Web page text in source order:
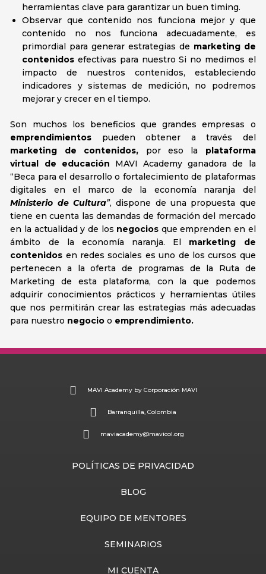
herramientas clave para garantizar un buen timing.
Observar que contenido nos funciona mejor y que
contenido no nos funciona adecuadamente, es
primordial para generar estrategias de marketing de
contenidosefectivas para nuestro Si no medimos el
impacto de nuestros contenidos, estableciendo
indicadores y sistemas de medición, no podremos
mejorar y crecer en el tiempo.
Son muchos los beneficios que grandes empresas o
emprendimientos pueden obtener a través del
marketing de contenidos, por eso la plataforma
virtual de educación MAVI Academy ganadora de la
“Beca para el desarrollo o fortalecimiento de plataformas
digitales en el marco de la economía naranja del
Ministerio de Cultura”, dispone de una propuesta que
tiene en cuenta las demandas de formación del mercado
en la actualidad y de los negocios que emprenden en el
ámbito de la economía naranja. El marketing de
contenidos en redes sociales es uno de los cursos que
pertenecen a la oferta de programas de la Ruta de
Marketing de esta plataforma, con la que podemos
adquirir conocimientos prácticos y herramientas útiles
que nos permitirán crear las estrategias más adecuadas
para nuestro negocio o emprendimiento.
MAVI Academy by Corporación MAVI
Barranquilla, Colombia
maviacademy@mavicol.org
POLÍTICAS DE PRIVACIDAD
BLOG
EQUIPO DE MENTORES
SEMINARIOS
MI CUENTA